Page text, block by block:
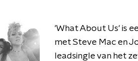
'What About Us' is
met Steve Mac en
leadsingle van het